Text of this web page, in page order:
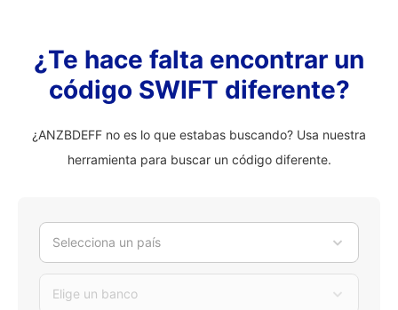
¿Te hace falta encontrar un
código SWIFT diferente?
¿ANZBDEFF no es lo que estabas buscando? Usa nuestra
herramienta para buscar un código diferente.
Selecciona un país
Elige un banco